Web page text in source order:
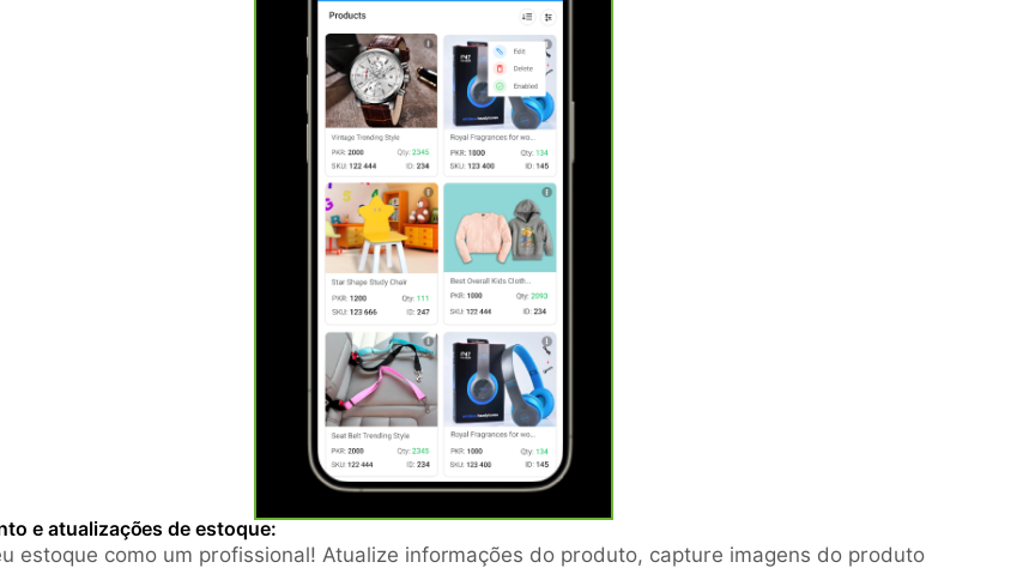
e atualizações de estoque:
estoque como um profissional! Atualize informações do produto, capture imagens do produto